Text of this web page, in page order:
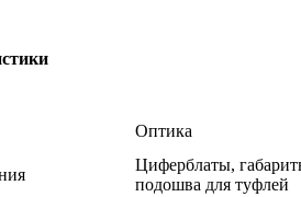
Оптика
Циферблаты,
подошва для туфлей